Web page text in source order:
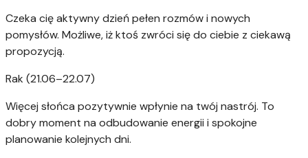
Czeka cię aktywny dzień pełen rozmów i nowych
pomysłów. Możliwe, iż ktoś zwróci się do ciebie z ciekawą
propozycją.
Rak (21.06–22.07)
Więcej słońca pozytywnie wpłynie na twój nastrój. To
dobry moment na odbudowanie energii i spokojne
planowanie kolejnych dni.